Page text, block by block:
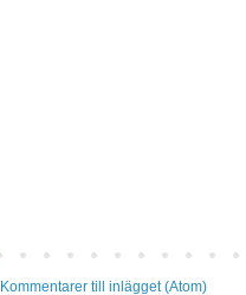
Kommentarer till inlägget (Atom)